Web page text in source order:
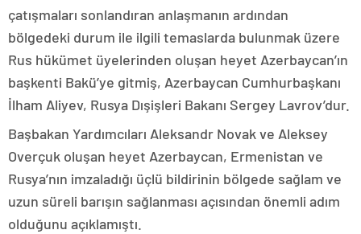
çatışmaları sonlandıran anlaşmanın ardından
bölgedeki durum ile ilgili temaslarda bulunmak üzere
Rus hükümet üyelerinden oluşan heyet Azerbaycan’ın
başkenti Bakü’ye gitmiş, Azerbaycan Cumhurbaşkanı
İlham Aliyev, Rusya Dışişleri Bakanı Sergey Lavrov’dur.
Başbakan Yardımcıları Aleksandr Novak ve Aleksey
Overçuk oluşan heyet Azerbaycan, Ermenistan ve
Rusya’nın imzaladığı üçlü bildirinin bölgede sağlam ve
uzun süreli barışın sağlanması açısından önemli adım
olduğunu açıklamıştı.